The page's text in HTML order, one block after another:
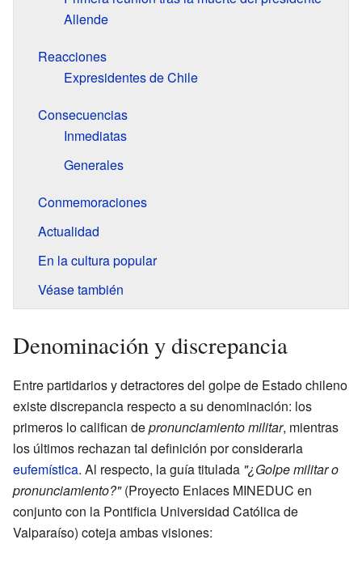
Allende
Reacciones
Expresidentes de Chile
Consecuencias
Inmediatas
Generales
Conmemoraciones
Actualidad
En la cultura popular
Véase también
Denominación y discrepancia
Entre partidarios y detractores del golpe de Estado chileno
existe discrepancia respecto a su denominación: los
primeros lo califican depronunciamiento militar, mientras
los últimos rechazan tal definición por considerarla
eufemística. Al respecto, la guía titulada "¿Golpe militar o
pronunciamiento?"(Proyecto Enlaces MINEDUC en
conjunto con la Pontificia Universidad Católica de
Valparaíso) coteja ambas visiones: